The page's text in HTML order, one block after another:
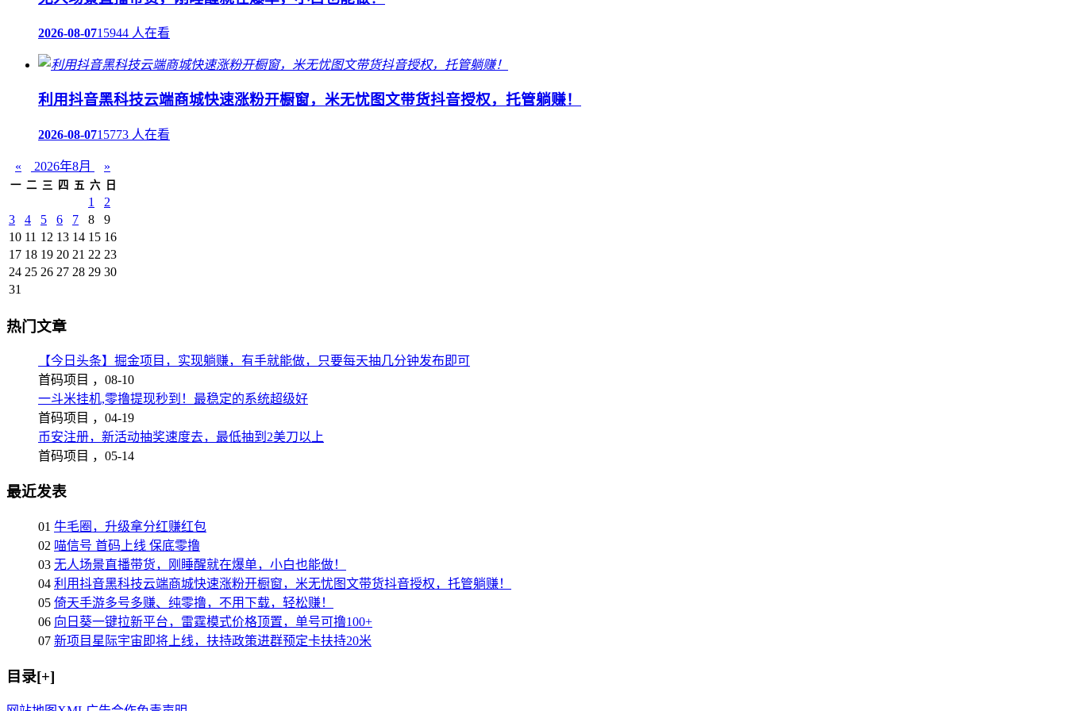
2026-08-0715944 人在看
利用抖音黑科技云端商城快速涨粉开橱窗，米无忧图文带货抖音授权，托管躺赚！
2026-08-0715773 人在看
« 2026年8月 »
一 二 三 四 五 六 日
1
2
3
4 5 6 7 8
9
10 11 12 13 14 15 16
17 18 19 20 21 22 23
24 25 26 27 28 29 30
31
热门文章
【今日头条】掘金项目，实现躺赚，有手就能做，只要每天抽几分钟发布即可
首码项目 ， 08-10
一斗米挂机,零撸提现秒到！最稳定的系统超级好
首码项目 ， 04-19
币安注册，新活动抽奖速度去，最低抽到2美刀以上
首码项目 ， 05-14
最近发表
01 牛毛圈，升级拿分红赚红包
02 喵信号 首码上线 保底零撸
03 无人场景直播带货，刚睡醒就在爆单，小白也能做！
04 利用抖音黑科技云端商城快速涨粉开橱窗，米无忧图文带货抖音授权，托管躺赚！
05 倚天手游多号多赚、纯零撸，不用下载，轻松赚！
06 向日葵一键拉新平台，雷霆模式价格顶置，单号可撸100+
07 新项目星际宇宙即将上线，扶持政策进群预定卡扶持20米
目录[+]